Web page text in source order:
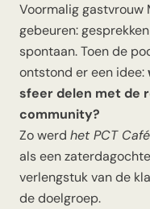
Voormalig gastvrouw
gebeuren:
spontaan. Toen de
ontstond er een idee:
sfeer delen met de
community?
Zo werd het PCT
als een
verlengstuk van de
de doelgroep.